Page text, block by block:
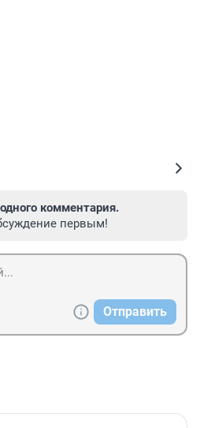
комментария.
первым!
Отправить